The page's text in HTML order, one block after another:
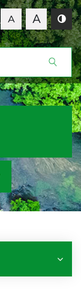
A A